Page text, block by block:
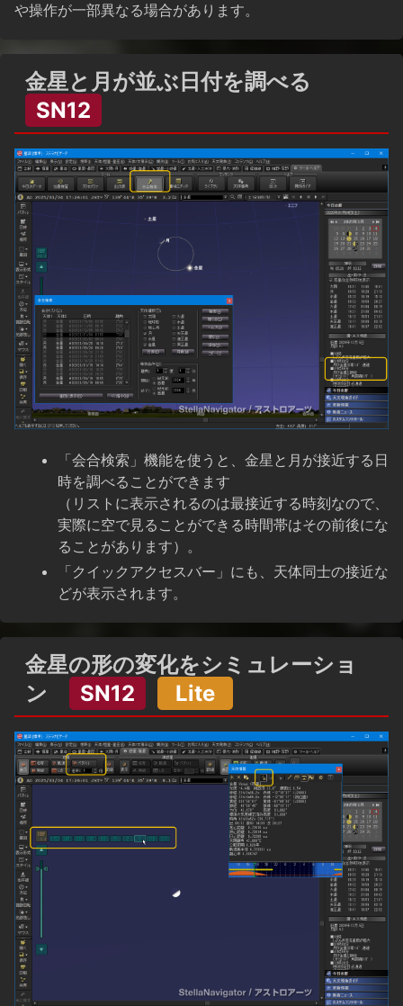
や操作が一部異なる場合があります。
金星と月が並ぶ日付を調べる
SN12
「会合検索」機能を使うと、金星と月が接近する日
時を調べることができます
（リストに表示されるのは最接近する時刻なので、
実際に空で見ることができる時間帯はその前後にな
ることがあります）。
「クイックアクセスバー」にも、天体同士の接近な
どが表示されます。
金星の形の変化をシミュレーショ
ン
SN12 Lite